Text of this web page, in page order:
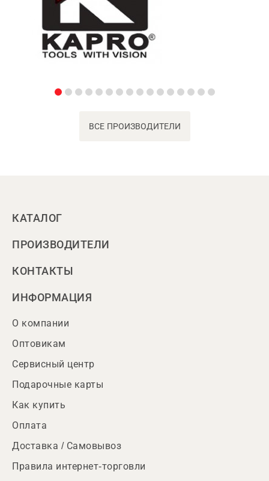
ВСЕ ПРОИЗВОДИТЕЛИ
КАТАЛОГ
ПРОИЗВОДИТЕЛИ
КОНТАКТЫ
ИНФОРМАЦИЯ
О компании
Оптовикам
Сервисный центр
Подарочные карты
Как купить
Оплата
Доставка / Самовывоз
Правила интернет-торговли